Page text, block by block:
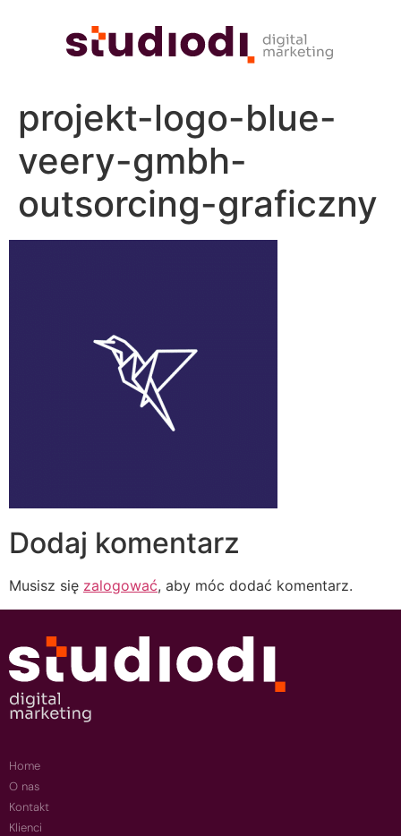
projekt-logo-blue-
veery-gmbh-
outsorcing-graficzny
Dodaj komentarz
Musisz się zalogować, aby móc dodać komentarz.
Home
O nas
Kontakt
Klienci